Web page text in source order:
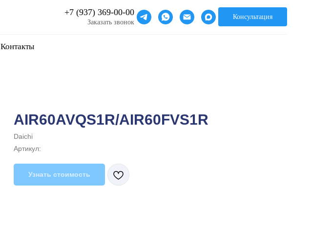
+7 (937) 369-00-00
Заказать звонок
Консультация
Контакты
AIR60AVQS1R/AIR60FVS1R
Daichi
Артикул:
Узнать стоимость